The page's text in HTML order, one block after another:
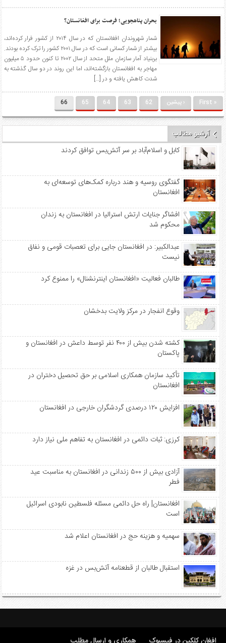
بحران پناهجویی؛ فرصت برای افغانستان؟
شمار شهروندان افغانستان که در سال ۲۰۱۴ از کشور فرار کرده‌اند‌،
بیشتر از شمار کسانی است که در سال ۲۰۰۱ کشور را ترک کرده بودند.
بربنیاد آمار سازمان ملل متحد از سال ۲۰۰۲ تا کنون حدود ۵ میلیون
مهاجر به افغانستان بازگشته‌اند، اما این روند در دو سال گذشته به
شدت کاهش یافته و در […]
« First ‹ پیشین 62
63
64
65
66
آرشیو مطالب
کابل و اسلام‌آباد بر سر آتش‌بس توافق کردند
گفتگوی روسیه و هند درباره کمک‌های توسعه‌ای به
افغانستان
افشاگر جنایات ارتش استرالیا در افغانستان به زندان
محکوم شد
عبدالکبیر: در افغانستان جایی برای تعصبات قومی و نفاق
نیست
طالبان فعالیت «افغانستان اینترنشنال» را ممنوع کرد
وقوع انفجار در مرکز ولایت بدخشان
کشته شدن بیش از ۴۰۰ نفر توسط داعش در افغانستان و
پاکستان
تأکید سازمان همکاری اسلامی بر حق تحصیل دختران در
افغانستان
افزایش ۱۲۰ درصدی گردشگران خارجی در افغانستان
کرزی: ثبات دائمی در افغانستان به تفاهم ملی نیاز دارد
آزادی بیش از ۵۰۰ زندانی در افغانستان به مناسبت عید
فطر
افغانستان| راه حل دائمی مسئله فلسطین نابودی اسرائیل
است
سهمیه‌ و هزینه حج در افغانستان اعلام شد
استقبال طالبان از قطعنامه آتش‌بس در غزه